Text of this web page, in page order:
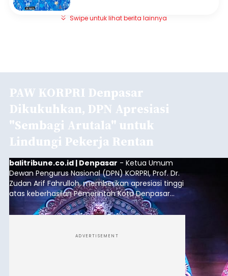
Swipe untuk lihat berita lainnya
PAW KORPRI Denpasar
Dikukuhkan, DPN Apresiasi
"Sembagi Arutala" untuk
Lindungi Pekerja Rentan
balitribune.co.id | Denpasar - Ketua Umum
Dewan Pengurus Nasional (DPN) KORPRI, Prof. Dr.
Zudan Arif Fahrulloh, memberikan apresiasi tinggi
atas keberhasilan Pemerintah Kota Denpasar
dan KORPRI Kota Denpasar dalam
mengimplementasikan program gotong royong
ADVERTISEMENT